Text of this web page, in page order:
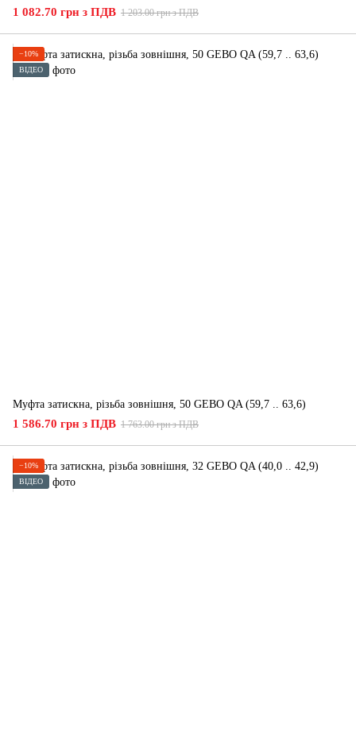
1 082.70 грн з ПДВ 1 203.00 грн з ПДВ
−10%
ВІДЕО
Муфта затискна, різьба зовнішня, 50 GEBO QA (59,7 .. 63,6)
1 586.70 грн з ПДВ 1 763.00 грн з ПДВ
−10%
ВІДЕО